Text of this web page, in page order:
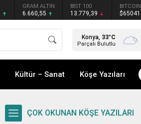
GRAM ALTIN
6.660,55
BIST 100
13.779,39
BITCOIN
$65041
Konya, 33°C
Parçalı Bulutlu
Kültür – Sanat Köşe Yazıları
ÇOK OKUNAN KÖŞE YAZILARI